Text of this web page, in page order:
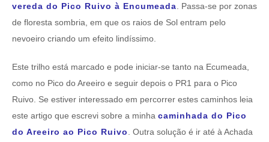
vereda do Pico Ruivo à Encumeada . Passa-se por zonas
de floresta sombria, em que os raios de Sol entram pelo
nevoeiro criando um efeito lindíssimo.
Este trilho está marcado e pode iniciar-se tanto na Ecumeada,
como no Pico do Areeiro e seguir depois o PR1 para o Pico
Ruivo. Se estiver interessado em percorrer estes caminhos leia
este artigo que escrevi sobre a minha caminhada do Pico
do Areeiro ao Pico Ruivo
. Outra solução é ir até à Achada